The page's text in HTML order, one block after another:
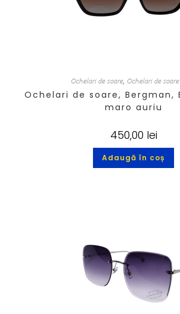
Ochelari de soare, Ochelari de
Ochelari de soare, Bergman,
maro auriu
450,00 lei
Adaugă în coș